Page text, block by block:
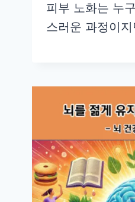
피부 노화는 누
스러운 과정이